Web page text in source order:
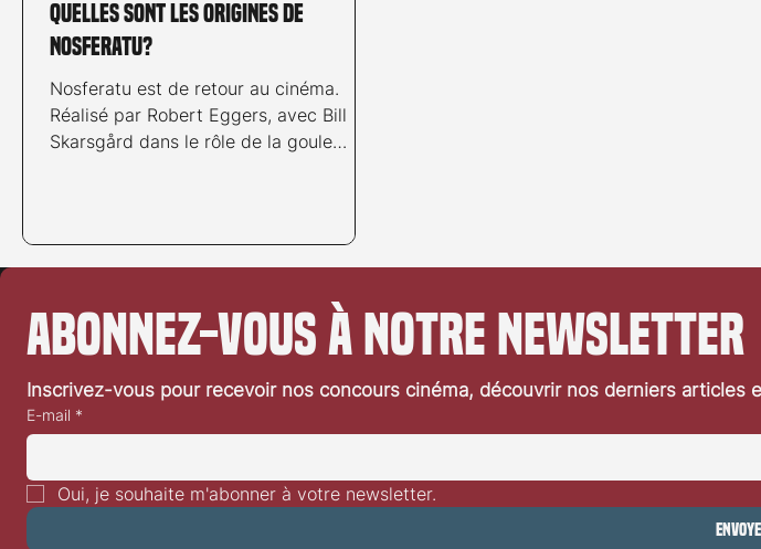
Quelles sont les origines de
Nosferatu?
Nosferatu est de retour au cinéma.
Réalisé par Robert Eggers, avec Bill
Skarsgård dans le rôle de la goule
Abonnez-vous à notre newsletter
Inscrivez-vous pour recevoir nos concours cinéma, découvrir nos derniers
E-mail *
Oui, je souhaite m'abonner à votre newsletter.